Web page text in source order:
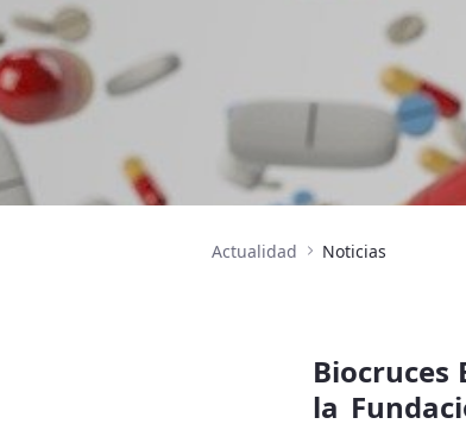
Actualidad Noticias
la